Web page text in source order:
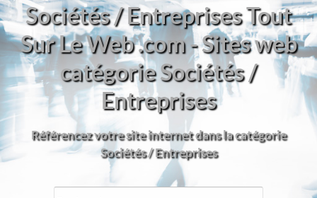
Sociétés / Entreprises Tout
Sur Le Web .com - Sites web
catégorie Sociétés /
Entreprises
Référencez votre site internet dans la catégorie
Sociétés / Entreprises